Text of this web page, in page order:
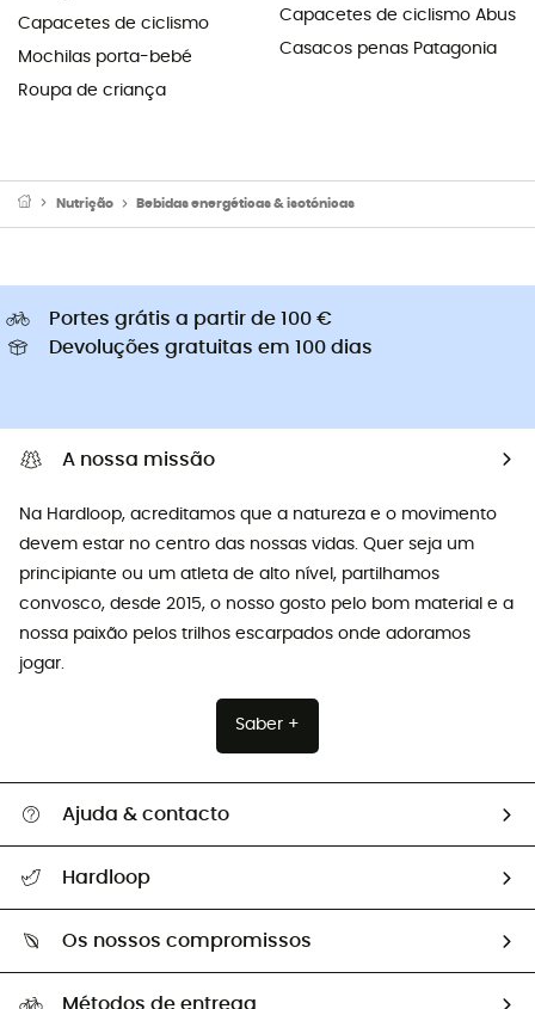
Capacetes de ciclismo
Mochilas porta-bebé
Roupa de criança
Capacetes de ciclismo Abus
Casacos penas Patagonia
Nutrição Bebidas energéticas & isotónicas
Portes grátis a partir de 100 €
Devoluções gratuitas em 100 dias
A nossa missão
Na Hardloop, acreditamos que a natureza e o movimento
devem estar no centro das nossas vidas. Quer seja um
principiante ou um atleta de alto nível, partilhamos
convosco, desde 2015, o nosso gosto pelo bom material e a
nossa paixão pelos trilhos escarpados onde adoramos
jogar.
Saber +
Ajuda & contacto
Devoluções e reembolsos
Guia de tamanhos
Trocas & Devoluções
Hardloop
Os nossos embaixadores
Os nossos compromissos
Métodos de entrega